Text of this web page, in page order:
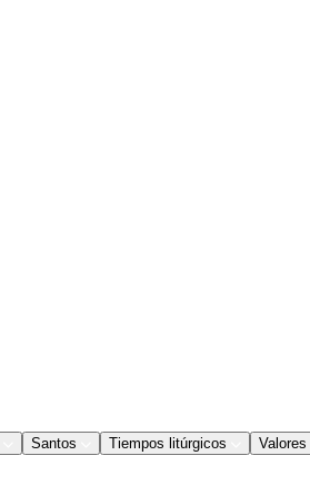
Santos Tiempos litúrgicos